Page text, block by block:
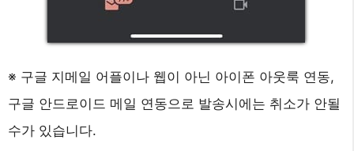
※ 구글 지메일 어플이나 웹이 아닌 아이폰 아웃룩 연동,
구글 안드로이드 메일 연동으로 발송시에는 취소가 안될
수가 있습니다.